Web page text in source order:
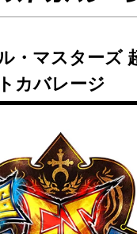
・マスターズ
カバレージ